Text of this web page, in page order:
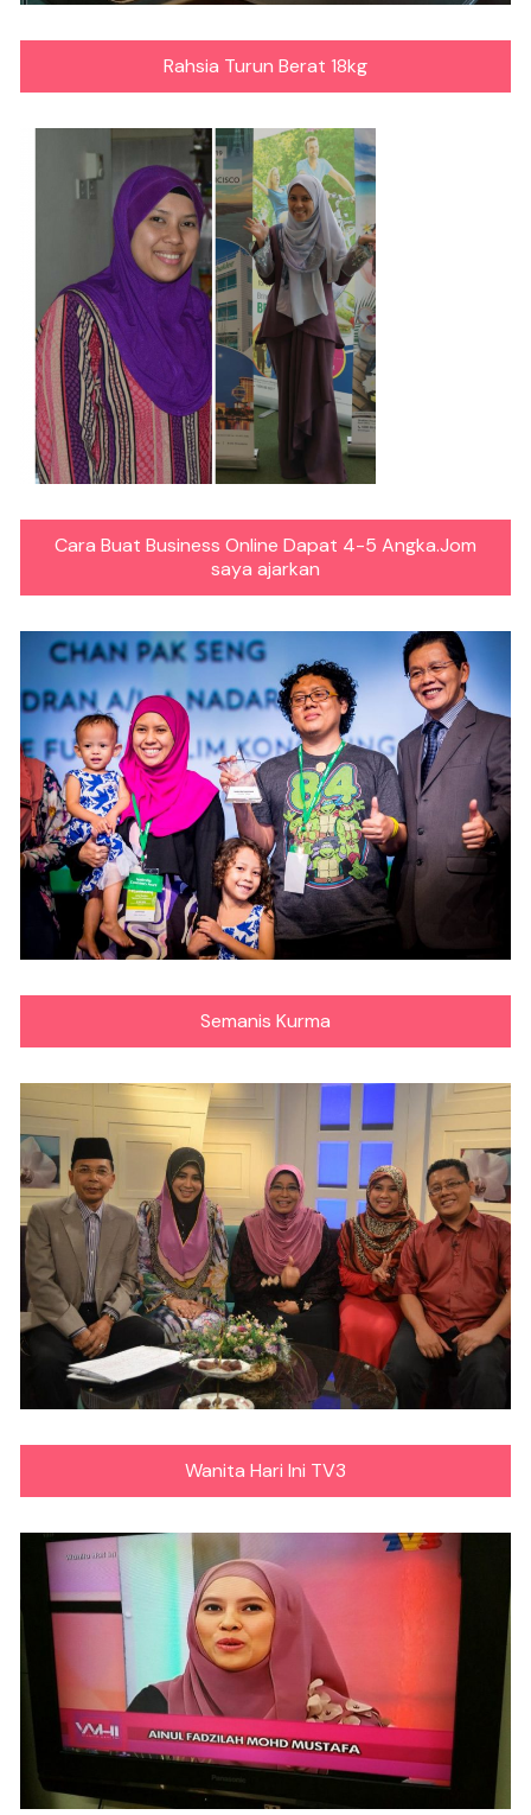
Rahsia Turun Berat 18kg
Cara Buat Business Online Dapat 4-5 Angka.Jom
saya ajarkan
Semanis Kurma
Wanita Hari Ini TV3